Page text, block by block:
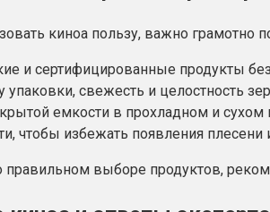
киноа пользу, важно грамотно
и сертифицированные продукты
упаковки, свежесть и целостность
емкости в прохладном и
чтобы избежать появления плесени
правильном выборе продуктов,